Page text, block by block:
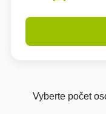
Vyberte počet